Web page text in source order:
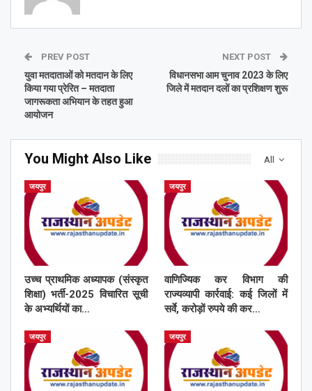
PREV POST
युवा मतदाताओं को मतदान के लिए
किया गया प्रेरित – मतदाता
जागरूकता अभियान के तहत हुआ
आयोजन
NEXT POST
विधानसभा आम चुनाव 2023 के लिए
जिले में मतदान दलों का प्रशिक्षण शुरू
All
You Might Also Like
जयपुर
उच्च प्राथमिक अध्यापक (संस्कृत
शिक्षा) भर्ती-2025 विचारित सूची
के अभ्यर्थियों का…
जयपुर
वाणिज्यिक कर विभाग की
राज्यव्यापी कार्रवाई: कई जिलों में
सर्वे, करोड़ों रुपये की कर…
जयपुर जयपुर